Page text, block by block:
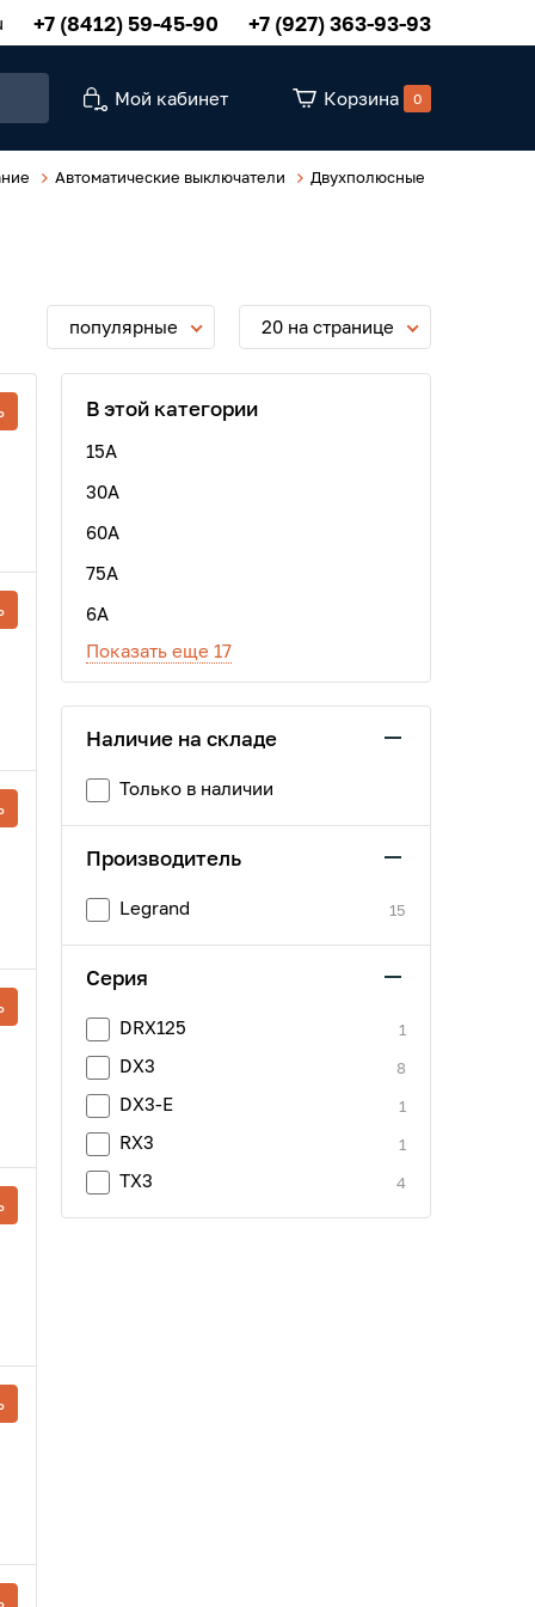
+7 (8412) 59-45-90 +7 (927) 363-93-93
Мой кабинет Корзина 0
Автоматические выключатели Двухполюсные
популярные 20 на странице
В этой категории
15A
30A
60A
75A
6А
Показать еще 17
Наличие на складе
Только в наличии
Производитель
Legrand 15
Серия
DRX125 1
DX3 8
DX3-E 1
RX3 1
TX3 4